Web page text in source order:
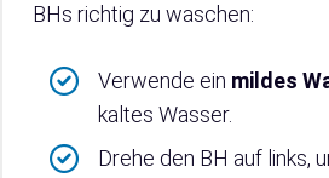
BHs richtig zu waschen:
Verwende ein mildes
kaltes Wasser.
Drehe den BH auf links,